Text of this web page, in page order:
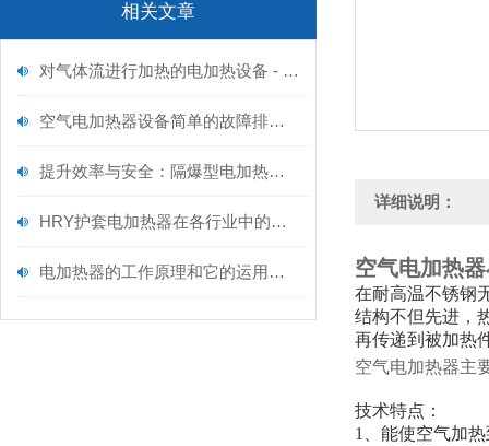
相关文章
对气体流进行加热的电加热设备 - 空气型电加热器维护规范
空气电加热器设备简单的故障排除方法
提升效率与安全：隔爆型电加热器保养全攻略
HRY护套电加热器在各行业中的作用如下
电加热器的工作原理和它的运用范围
详细说明：
空气电加热
在耐高温不锈钢
结构不但先进，
再传递到被加热
空气电加热器主
技术特点：
1、能使空气加